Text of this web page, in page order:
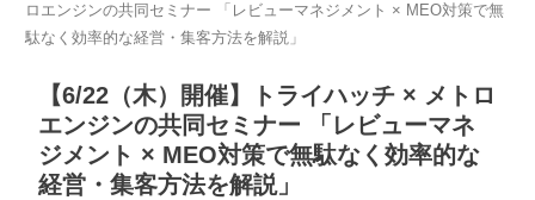
ロエンジンの共同セミナー 「レビューマネジメント × MEO対策で無
駄なく効率的な経営・集客方法を解説」
【6/22（木）開催】トライハッチ × メトロ
エンジンの共同セミナー 「レビューマネ
ジメント × MEO対策で無駄なく効率的な
経営・集客方法を解説」